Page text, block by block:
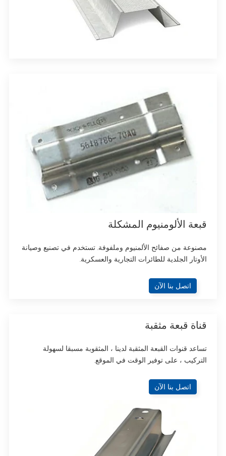
قبعة الألومنيوم المشكلة
مصنوعة من صفائح الألمنيوم وملفوفة. تستخدم في تصنيع وصيانة
الأوتار الجلدية للطائرات التجارية والعسكرية.
اتصل بنا الآن
قناة قبعة مثقبة
تساعد قنوات القبعة المثقبة لدينا ، المثقوبة مسبقا لسهولة
التركيب ، على توفير الوقت في الموقع.
اتصل بنا الآن